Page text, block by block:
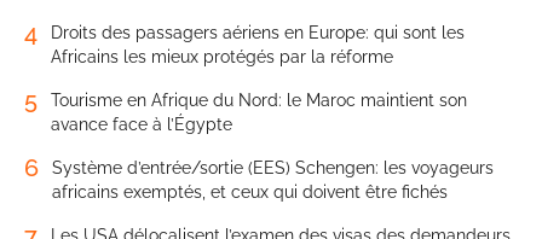
4
Droits des passagers aériens en Europe: qui sont les
Africains les mieux protégés par la réforme
5
Tourisme en Afrique du Nord: le Maroc maintient son
avance face à l’Égypte
6
Système d’entrée/sortie (EES) Schengen: les voyageurs
africains exemptés, et ceux qui doivent être fichés
Les USA délocalisent l’examen des visas des demandeurs